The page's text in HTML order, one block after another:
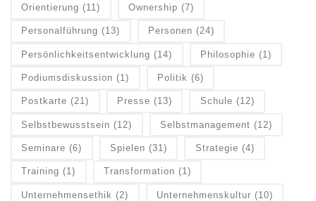
Orientierung (11) Ownership (7)
Personalführung (13) Personen (24)
Persönlichkeitsentwicklung (14) Philosophie (1)
Podiumsdiskussion (1) Politik (6)
Postkarte (21) Presse (13) Schule (12)
Selbstbewusstsein (12) Selbstmanagement (12)
Seminare (6) Spielen (31) Strategie (4)
Training (1) Transformation (1)
Unternehmensethik (2) Unternehmenskultur (10)